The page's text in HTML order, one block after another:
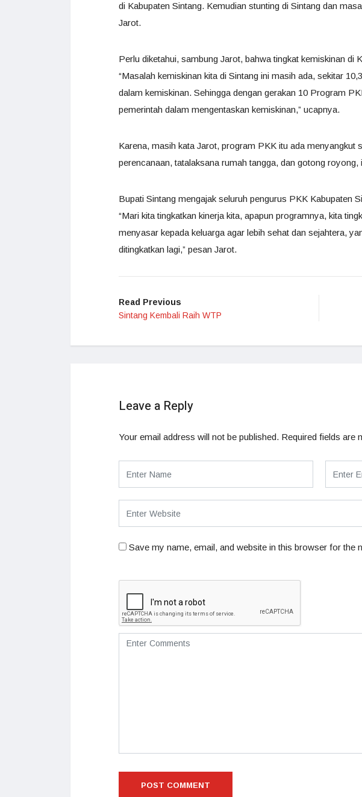
di Kabupaten Sintang. Kemudian stunting di Sintang dan
Jarot.
Perlu diketahui, sambung Jarot, bahwa tingkat kemiskinan di
“Masalah kemiskinan kita di Sintang ini masih ada, sekitar
dalam kemiskinan. Sehingga dengan gerakan 10 Program
pemerintah dalam mengentaskan kemiskinan,” ucapnya.
Karena, masih kata Jarot, program PKK itu ada menyangkut
perencanaan, tatalaksana rumah tangga, dan gotong royong,
Bupati Sintang mengajak seluruh pengurus PKK Kabupaten
“Mari kita tingkatkan kinerja kita, apapun programnya, kita
menyasar kepada keluarga agar lebih sehat dan sejahtera,
ditingkatkan lagi,” pesan Jarot.
Read Previous
Sintang Kembali Raih WTP
Leave a Reply
Your email address will not be published. Required fields are
Save my name, email, and website in this browser for the